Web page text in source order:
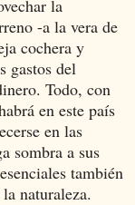
la
-a la vera de
cochera y
gastos del
Todo, con
en este país
en las
sombra a sus
también
naturaleza.